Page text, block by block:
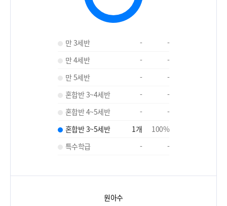
만 3세반 -
-
만 4세반
-
-
만 5세반
-
-
혼합반 3~4세반
-
-
혼합반 4~5세반
-
-
혼합반 3~5세반
1개 100%
특수학급
- -
원아수